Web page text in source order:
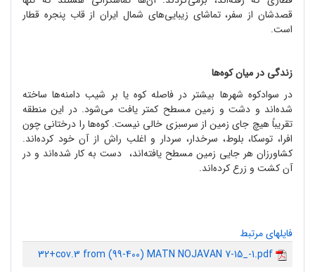
قصدشان از سفر، تماشای زیباییهای شمال ایران از قاب پنجره قطار
است.
زندگی در میان کوهها
در سوادکوه شهرها بیشتر در فاصله کوه یا بر شیب دامنهها ساخته
شدهاند و دشت و زمین مسطح کمتر یافت میشود. در این منطقه
تقریباً هیچ جای زمین از سرسبزی خالی نیست. کوهها را درختانی چون
افرا، توسکا، بلوط، سرخدار، سردار و اغلب راش از آن خود کردهاند.
کشاورزان هر جایی زمین مسطح یافتهاند، دست به کار شدهاند و در
آن کشت و زرع کردهاند.
فایلهای مرتبط
32+cov.3 from (99-400) MATN NOJAVAN 7-15_-1.pdf